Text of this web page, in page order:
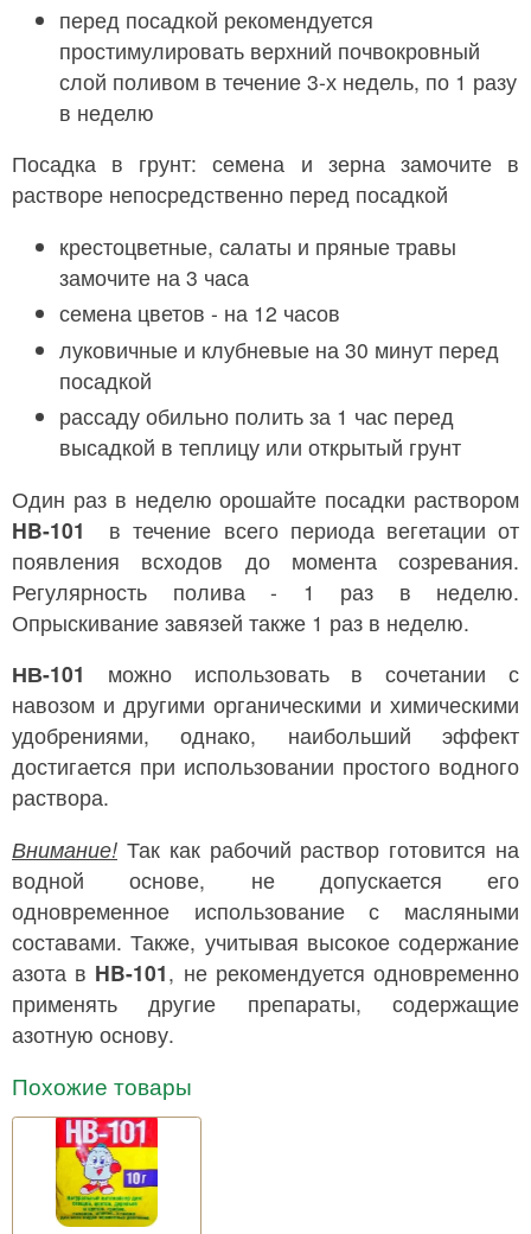
перед посадкой рекомендуется
простимулировать верхний почвокровный
слой поливом в течение 3-х недель, по 1 разу
в неделю
Посадка в грунт: семена и зерна замочите в
растворе непосредственно перед посадкой
крестоцветные, салаты и пряные травы
замочите на 3 часа
семена цветов - на 12 часов
луковичные и клубневые на 30 минут перед
посадкой
рассаду обильно полить за 1 час перед
высадкой в теплицу или открытый грунт
Один раз в неделю орошайте посадки раствором
HB-101 в течение всего периода вегетации от
появления всходов до момента созревания.
Регулярность полива - 1 раз в неделю.
Опрыскивание завязей также 1 раз в неделю.
НВ-101
можно использовать в сочетании с
навозом и другими органическими и химическими
удобрениями, однако, наибольший эффект
достигается при использовании простого водного
раствора.
Внимание! Так как рабочий раствор готовится на
водной основе, не допускается его
одновременное использование с масляными
составами. Также, учитывая высокое содержание
азота в HB-101, не рекомендуется одновременно
применять другие препараты, содержащие
азотную основу.
Похожие товары